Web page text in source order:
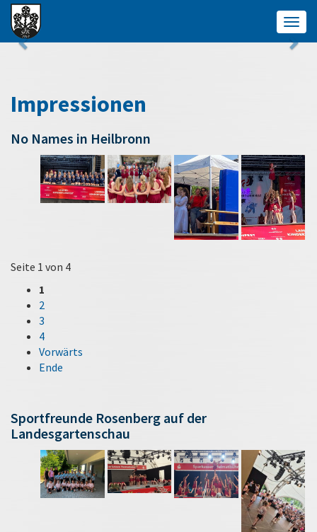
Impressionen
No Names in Heilbronn
Seite 1 von 4
1
2
3
4
Vorwärts
Ende
Sportfreunde Rosenberg auf der
Landesgartenschau